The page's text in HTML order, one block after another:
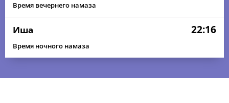
Время вечернего намаза
Иша 22:16
Время ночного намаза